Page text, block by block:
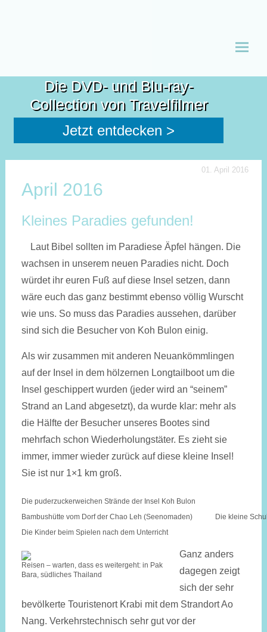
Inhalt
Die DVD- und Blu-ray-
Collection von Travelfilmer
Jetzt entdecken >
01. April 2016
April 2016
Kleines Paradies gefunden!
Laut Bibel sollten im Paradiese Äpfel hängen. Die
wachsen in unserem neuen Paradies nicht. Doch
würdet ihr euren Fuß auf diese Insel setzen, dann
wäre euch das ganz bestimmt ebenso völlig Wurscht
wie uns. So muss das Paradies aus­sehen, darüber
sind sich die Besucher von Koh Bulon einig.
Als wir zusammen mit anderen Neuankömmlingen
auf der Insel in dem hölzernen Long­tail­boot um die
Insel geschip­pert wurden (jeder wird an “seinem”
Strand an Land abgesetzt), da wurde klar: mehr als
die Hälfte der Besucher unseres Bootes sind
mehrfach schon Wieder­holungstäter. Es zieht sie
immer, immer wieder zurück auf diese kleine Insel!
Sie ist nur 1×1 km groß.
Die puderzuckerweichen Strände der Insel Koh Bulon
Bambushütte vom Dorf der Chao Leh (Seenomaden)
Die kleine
Die Kinder beim Spielen nach dem Unterricht
Reisen – warten, dass es weitergeht: in Pak
Bara, südliches Thailand
Ganz anders
dagegen zeigt
sich der sehr
bevölkerte Touristenort Krabi mit dem Strandort Ao
Nang. Verkehrstechnisch sehr gut vor der